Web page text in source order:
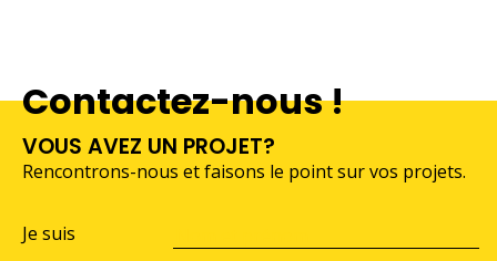
Contactez-nous !
VOUS AVEZ UN PROJET?
Rencontrons-nous et faisons le point sur vos projets.
Je suis